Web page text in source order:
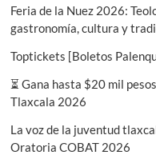
Feria de la Nuez 2026:
gastronomía, cultura y
Toptickets [Boletos
⏳ Gana hasta $20 mil
Tlaxcala 2026
La voz de la juventud
Oratoria COBAT 2026